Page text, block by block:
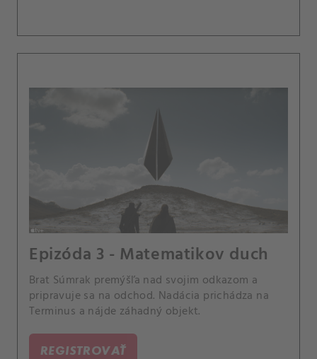
Epizóda 3 - Matematikov duch
Brat Súmrak premýšľa nad svojim odkazom a
pripravuje sa na odchod. Nadácia prichádza na
Terminus a nájde záhadný objekt.
REGISTROVAŤ